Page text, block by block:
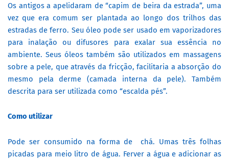
Os antigos a apelidaram de “capim de beira da estrada”, uma
vez que era comum ser plantada ao longo dos trilhos das
estradas de ferro. Seu óleo pode ser usado em vaporizadores
para inalação ou difusores para exalar sua essência no
ambiente. Seus óleos também são utilizados em massagens
sobre a pele, que através da fricção, facilitaria a absorção do
mesmo pela derme (camada interna da pele). Também
descrita para ser utilizada como “escalda pés”.
Como utilizar
Pode ser consumido na forma de chá. Umas três folhas
picadas para meio litro de água. Ferver a água e adicionar as